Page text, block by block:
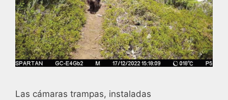
Las cámaras trampas, instaladas